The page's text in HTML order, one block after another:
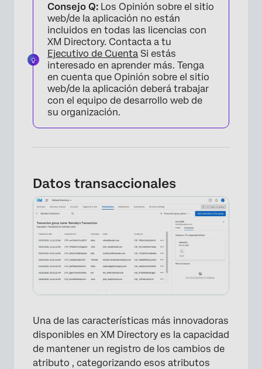
×
Consejo Q: Los Opinión sobre el sitio
web/de la aplicación no están
incluidos en todas las licencias con
XM Directory. Contacta a tu
Ejecutivo de Cuenta Si estás
interesado en aprender más. Tenga
en cuenta que Opinión sobre el sitio
web/de la aplicación deberá trabajar
con el equipo de desarrollo web de
su organización.
Datos transaccionales
Una de las características más innovadoras
disponibles en XM Directory es la capacidad
de mantener un registro de los cambios de
atributo , categorizando esos atributos